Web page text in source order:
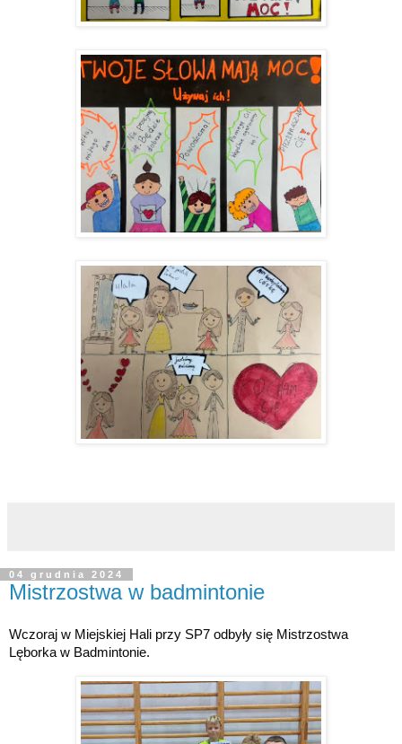
04 grudnia 2024
Mistrzostwa w badmintonie
Wczoraj w Miejskiej Hali przy SP7 odbyły się Mistrzostwa
Lęborka w Badmintonie.